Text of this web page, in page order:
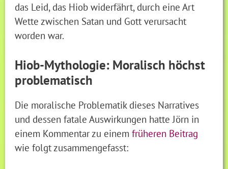
das Leid, das Hiob widerfährt, durch eine Art
Wette zwischen Satan und Gott verursacht
worden war.
Hiob-Mythologie: Moralisch höchst
problematisch
Die moralische Problematik dieses Narratives
und dessen fatale Auswirkungen hatte Jörn in
einem Kommentar zu einemfrüheren Beitrag
wie folgt zusammengefasst: